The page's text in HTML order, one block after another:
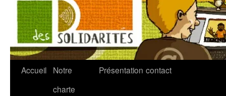
Accueil
Notre
charte
Présentation contact